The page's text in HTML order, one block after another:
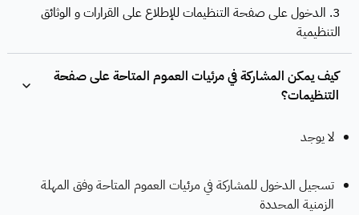
3. الدخول على صفحة التنظيمات للإطلاع على القرارات و الوثائق
التنظيمية
كيف يمكن المشاركة في مرئيات العموم المتاحة على صفحة
التنظيمات؟
لا يوجد
تسجيل الدخول للمشاركة في مرئيات العموم المتاحة وفق المهلة
الزمنية المحددة